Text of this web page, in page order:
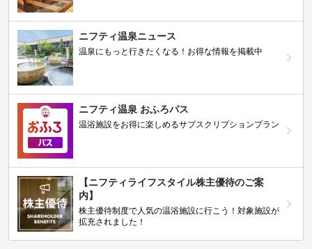
ニフティ温泉ニュース
温泉にもっと行きたくなる！お得な情報を掲載中
ニフティ温泉 おふろパス
温浴施設をお得に楽しめるサブスクリプションプラン
【ニフティライフスタイル株主優待のご案
内】
株主優待制度で人気の温浴施設に行こう！対象施設が
拡充されました！